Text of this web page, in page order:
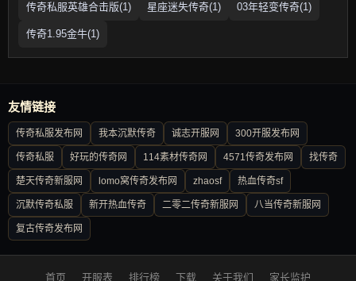
传奇私服英雄合击版(1) 星座迷失传奇(1) 03年轻变传奇(1)
传奇1.95金牛(1)
友情链接
传奇私服发布网 我本沉默传奇 诚志开服网 300开服发布网
传奇私服 好玩的传奇网 114素材传奇网 4571传奇发布网 找传奇
楚天传奇新服网 lomo窝传奇发布网 zhaosf 热血传奇sf
沉默传奇私服 新开热血传奇 二零二传奇新服网 八当传奇新服网
复古传奇发布网
首页 开服表 排行榜 下载 关于我们 家长监护